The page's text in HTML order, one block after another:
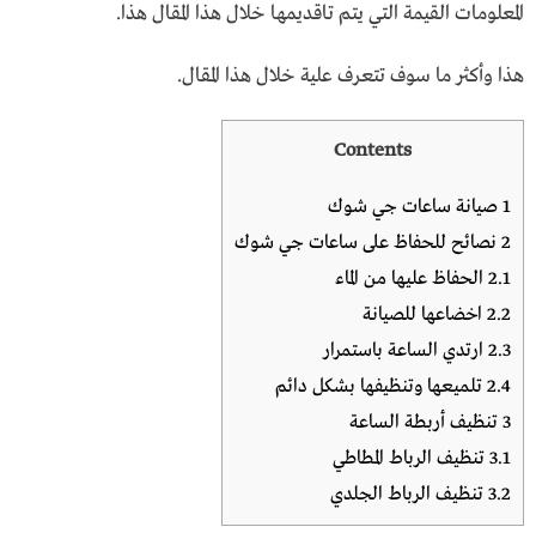
المعلومات القيمة التي يتم تاقديمها خلال هذا المقال هذا.
هذا وأكثر ما سوف تتعرف علية خلال هذا المقال.
Contents
1صيانة ساعات جي شوك
2 نصائح للحفاظ على ساعات جي شوك
2.1 الحفاظ عليها من الماء
2.2 اخضاعها للصيانة
2.3 ارتدي الساعة باستمرار
2.4تلميعها وتنظيفها بشكل دائم
3تنظيف أربطة الساعة
3.1تنظيف الرباط المطاطي
3.2تنظيف الرباط الجلدي